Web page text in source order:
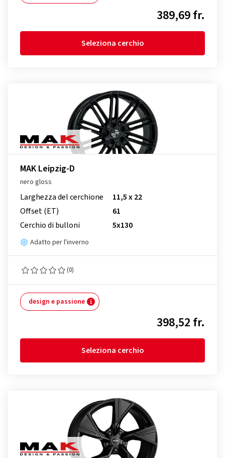
389,69 fr.
Seleziona cerchio
MAK Leipzig-D
nero gloss
Larghezza del cerchione
11,5 x 22
Offset (ET)
61
Cerchio di bulloni
5x130
Adatto per l'inverno
(0)
design e passione
398,52 fr.
Seleziona cerchio